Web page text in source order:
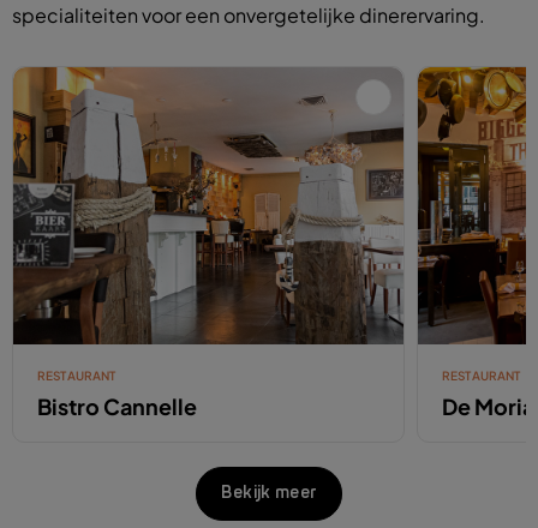
specialiteiten voor een onvergetelijke dinerervaring.
RESTAURANT
Bistro Cannelle
RESTAURANT
De
Bekijk meer